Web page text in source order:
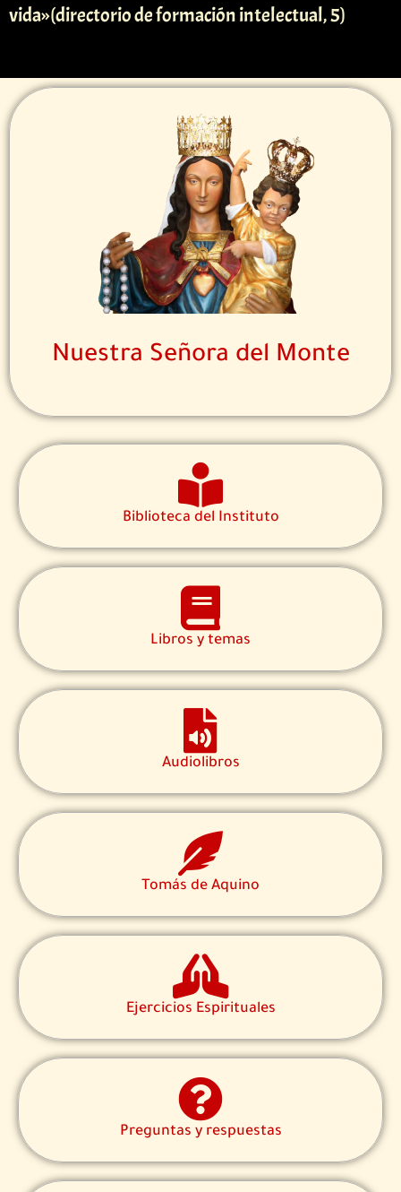
vida»(directorio de formación intelectual, 5)
Nuestra Señora del Monte
Biblioteca del Instituto
Libros y temas
Audiolibros
Tomás de Aquino
Ejercicios Espirituales
Preguntas y respuestas